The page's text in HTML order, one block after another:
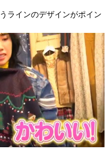
ラインのデザインがポイン